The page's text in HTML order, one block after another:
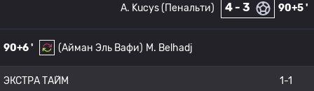
90+5 '
4 - 3
A. Kucys (Пенальти)
90+6 ' (Айман Эль Вафи) M. Belhadj
ЭКСТРА ТАЙМ 1-1